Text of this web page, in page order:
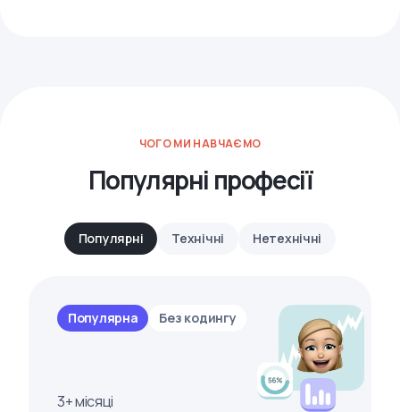
ЧОГО МИ НАВЧАЄМО
Популярні професії
Популярні Технічні Нетехнічні
Популярна Без кодингу
3+ місяці